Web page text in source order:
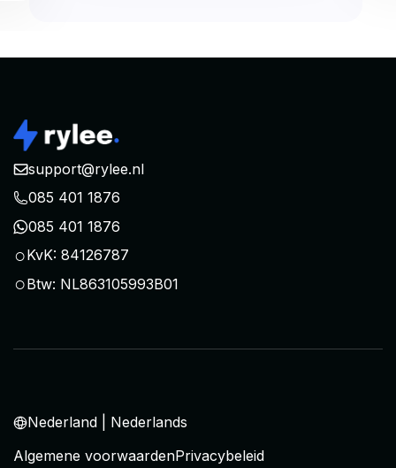
support@rylee.nl
085 401 1876
085 401 1876
○KvK: 84126787
○Btw: NL863105993B01
Nederland | Nederlands
Algemene voorwaardenPrivacybeleid